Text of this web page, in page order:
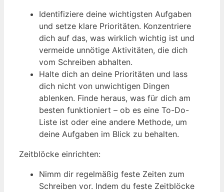
Identifiziere deine wichtigsten Aufgaben
und setze klare Prioritäten. Konzentriere
dich auf das, was wirklich wichtig ist und
vermeide unnötige Aktivitäten, die dich
vom Schreiben abhalten.
Halte dich an deine Prioritäten und lass
dich nicht von unwichtigen Dingen
ablenken. Finde heraus, was für dich am
besten funktioniert – ob es eine To-Do-
Liste ist oder eine andere Methode, um
deine Aufgaben im Blick zu behalten.
Zeitblöcke einrichten:
Nimm dir regelmäßig feste Zeiten zum
Schreiben vor. Indem du feste Zeitblöcke